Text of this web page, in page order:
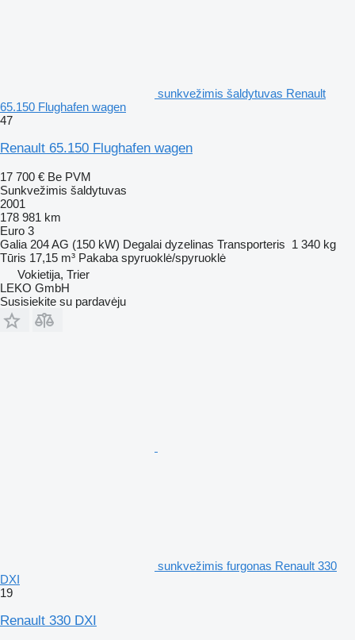
sunkvežimis šaldytuvas Renault
65.150 Flughafen wagen
47
Renault 65.150 Flughafen wagen
17 700 € Be PVM
Sunkvežimis šaldytuvas
2001
178 981 km
Euro 3
Galia 204 AG (150 kW) Degalai dyzelinas Transporteris 1 340 kg
Tūris 17,15 m³ Pakaba spyruoklė/spyruoklė
Vokietija, Trier
LEKO GmbH
Susisiekite su pardavėju
sunkvežimis furgonas Renault 330
DXI
19
Renault 330 DXI